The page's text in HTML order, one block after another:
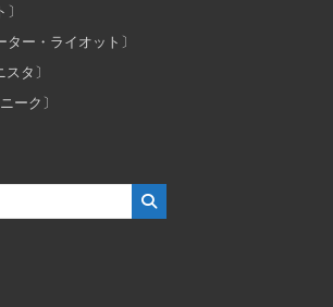
ター・ライオット〕
タ〕
ーク〕